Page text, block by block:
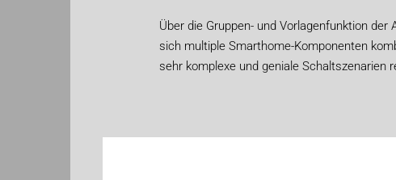
Über die Gruppen- und Vorlagenfunktion der
sich multiple Smarthome-Komponenten
sehr komplexe und geniale Schaltszenarien